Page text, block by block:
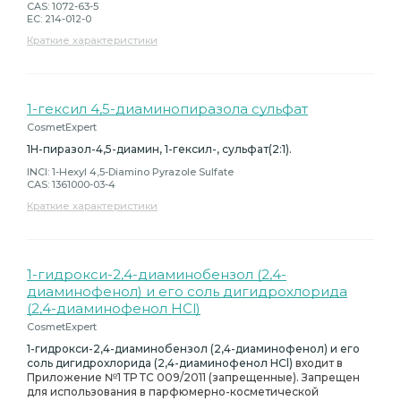
CAS: 1072-63-5
EC: 214-012-0
Краткие характеристики
1-гексил 4,5-диаминопиразола сульфат
CosmetExpert
1H-пиразол-4,5-диамин, 1-гексил-, сульфат(2:1).
INCI: 1-Hexyl 4,5-Diamino Pyrazole Sulfate
CAS: 1361000-03-4
Краткие характеристики
1-гидрокси-2,4-диаминобензол (2,4-
диаминофенол) и его соль дигидрохлорида
(2,4-диаминофенол HCl)
CosmetExpert
1-гидрокси-2,4-диаминобензол (2,4-диаминофенол) и его
соль дигидрохлорида (2,4-диаминофенол HCl) входит в
Приложение №1 ТР ТС 009/2011 (запрещенные). Запрещен
для использования в парфюмерно-косметической